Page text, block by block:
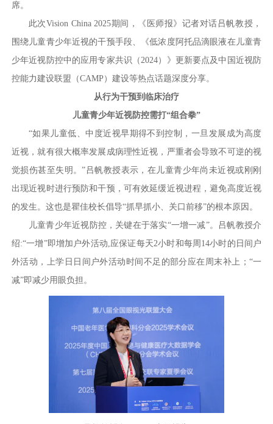
席。
此次Vision China 2025期间，《医师报》记者对话吕帆教授，
围绕儿童青少年近视的干预手段、《低浓度阿托品滴眼液在儿童青
少年近视防控中的应用专家共识（2024）》更新要点及中国近视防
控能力建设联盟（CAMP）建设等热点话题深度分享。
从行为干预到临床治疗
儿童青少年近视防控需打“组合拳”
“如果儿童低、中度近视早期得不到控制，一旦发展成为高度
近视，就有很大概率发展成病理性近视，严重者会导致不可逆的视
觉损伤甚至失明。”吕帆教授表示，在儿童青少年尚未近视或刚刚
出现近视时进行预防和干预，可有效延缓近视进程，避免高度近视
的发生。这也是瞿佳校长倡导“抓早抓小、关口前移”的根本原因。
儿童青少年近视防控，关键在于落实“一增一减”。吕帆教授介
绍:“一增”即增加户外活动,应保证每天2小时和每周14小时的日间户
外活动，上学日日间户外活动时间不足的部分应在周末补上；“一
减”即减少用眼负担。